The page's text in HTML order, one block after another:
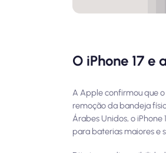
O iPhone 17
A Apple confirmou que
remoção da bandeja
Árabes Unidos, o iPhone
para baterias maiores e